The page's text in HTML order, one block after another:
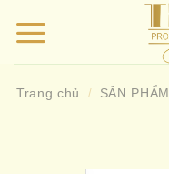
qua
Trang chủ / SẢN PHẨM